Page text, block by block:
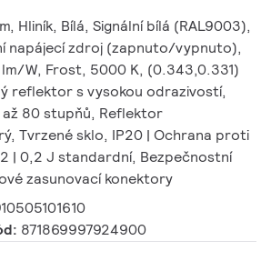
Hliník, Bílá, Signální bílá (RAL9003),
napájecí zdroj (zapnuto/vypnuto),
lm/W, Frost, 5000 K, (0.343,0.331)
reflektor s vysokou odrazivostí,
80 stupňů, Reflektor
Tvrzené sklo, IP20 | Ochrana proti
| 0,2 J standardní, Bezpečnostní
zasunovací konektory
871869997924900